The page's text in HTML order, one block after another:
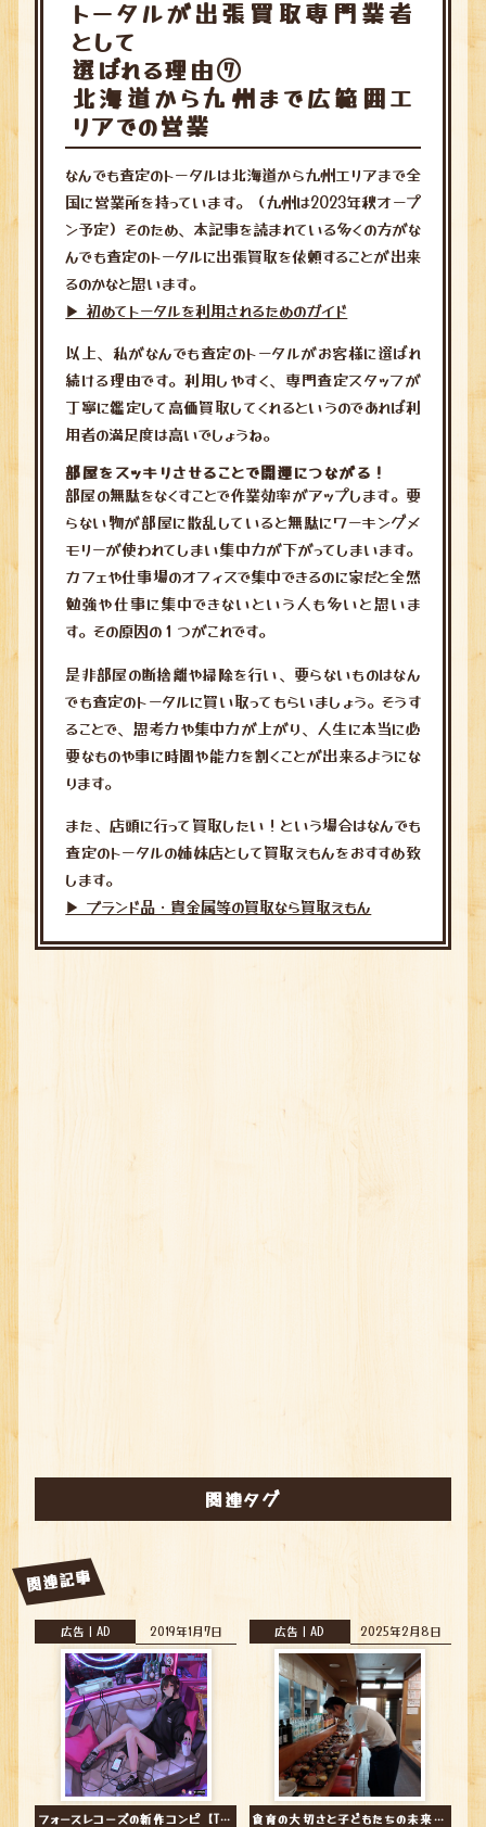
トータルが出張買取専門業者
として
選ばれる理由⑦
北海道から九州まで広範囲エ
リアでの営業
なんでも査定のトータルは北海道から九州エリアまで全
国に営業所を持っています。（九州は2023年秋オープ
ン予定）そのため、本記事を読まれている多くの方がな
んでも査定のトータルに出張買取を依頼することが出来
るのかなと思います。
▶︎ 初めてトータルを利用されるためのガイド
以上、私がなんでも査定のトータルがお客様に選ばれ
続ける理由です。利用しやすく、専門査定スタッフが
丁寧に鑑定して高価買取してくれるというのであれば利
用者の満足度は高いでしょうね。
部屋をスッキリさせることで開運につながる！
部屋の無駄をなくすことで作業効率がアップします。要
らない物が部屋に散乱していると無駄にワーキングメ
モリーが使われてしまい集中力が下がってしまいます。
カフェや仕事場のオフィスで集中できるのに家だと全然
勉強や仕事に集中できないという人も多いと思いま
す。その原因の１つがこれです。
是非部屋の断捨離や掃除を行い、要らないものはなん
でも査定のトータルに買い取ってもらいましょう。そうす
ることで、思考力や集中力が上がり、人生に本当に必
要なものや事に時間や能力を割くことが出来るようにな
ります。
また、店頭に行って買取したい！という場合はなんでも
査定のトータルの姉妹店として買取えもんをおすすめ致
します。
▶︎ ブランド品・貴金属等の買取なら買取えもん
関連タグ
関連記事
広告｜AD 2019年1月7日
フォースレコーズの新作コンピ【Toxsick】
広告｜AD 2025年2月8日
食育の大切さと子どもたちの未来を支える食堂の役割